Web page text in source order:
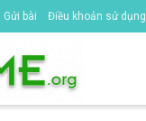
Gửi bài Điều khoản sử dụng